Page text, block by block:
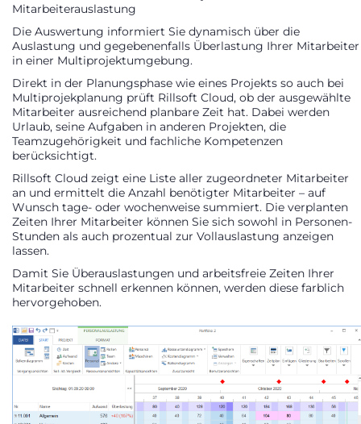
Mitarbeiterauslastung
Die Auswertung informiert Sie dynamisch über die
Auslastung und gegebenenfalls Überlastung Ihrer Mitarbeiter
in einer Multiprojektumgebung.
Direkt in der Planungsphase wie eines Projekts so auch bei
Multiprojekplanung prüft Rillsoft Cloud, ob der ausgewählte
Mitarbeiter ausreichend planbare Zeit hat. Dabei werden
Urlaub, seine Aufgaben in anderen Projekten, die
Teamzugehörigkeit und fachliche Kompetenzen
berücksichtigt.
Rillsoft Cloud zeigt eine Liste aller zugeordneter Mitarbeiter
an und ermittelt die Anzahl benötigter Mitarbeiter – auf
Wunsch tage- oder wochenweise summiert. Die verplanten
Zeiten Ihrer Mitarbeiter können Sie sich sowohl in Personen-
Stunden als auch prozentual zur Vollauslastung anzeigen
lassen.
Damit Sie Überauslastungen und arbeitsfreie Zeiten Ihrer
Mitarbeiter schnell erkennen können, werden diese farblich
hervorgehoben.